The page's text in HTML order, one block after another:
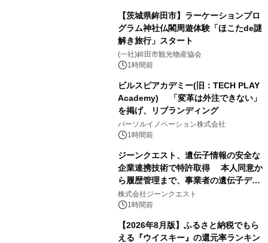
【茨城県鉾田市】ラーケーションプロ
グラム神社仏閣周遊体験「ほこたde謎
解き旅行」スタート
(一社)鉾田市観光物産協会
1時間前
ビルスピアカデミー(旧：TECH PLAY
Academy) 「変革は外注できない」
を掲げ、リブランディング
パーソルイノベーション株式会社
1時間前
ジーンクエスト、遺伝子情報の安全な
企業連携技術で特許取得 本人同意か
ら履歴管理まで、事業者の遺伝子デー
タ活用を支援
株式会社ジーンクエスト
1時間前
【2026年8月版】ふるさと納税でもら
える『ウイスキー』の還元率ランキン